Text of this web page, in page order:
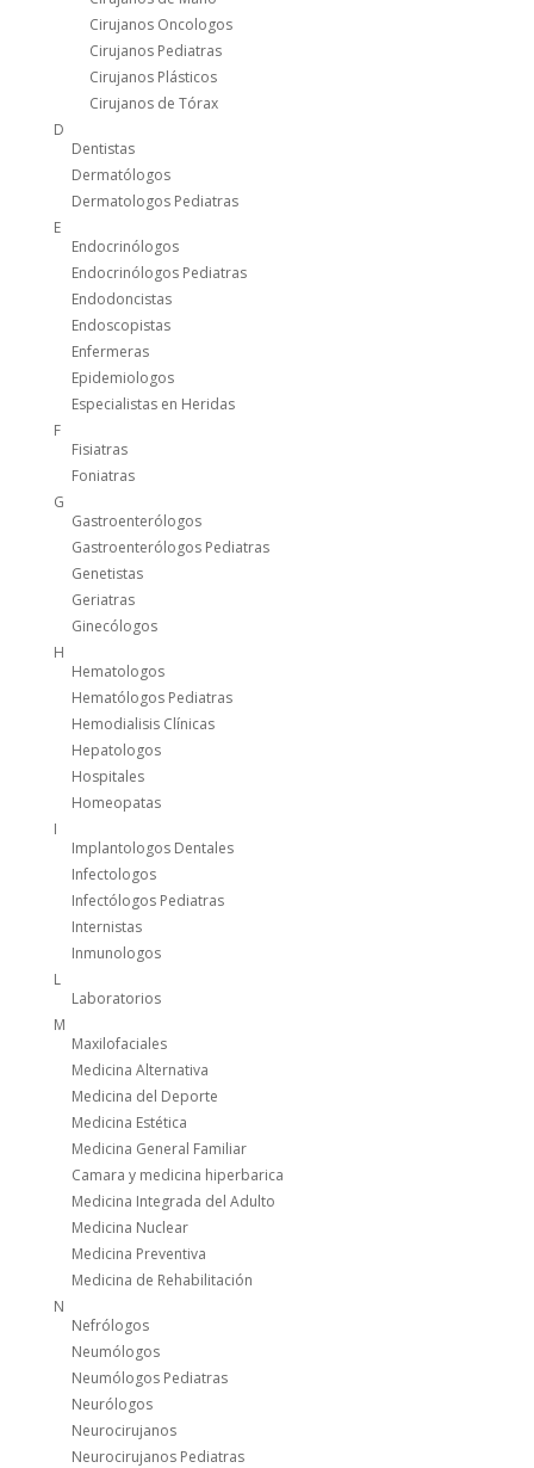
Cirujanos Oncologos
Cirujanos Pediatras
Cirujanos Plásticos
Cirujanos de Tórax
D
Dentistas
Dermatólogos
Dermatologos Pediatras
E
Endocrinólogos
Endocrinólogos Pediatras
Endodoncistas
Endoscopistas
Enfermeras
Epidemiologos
Especialistas en Heridas
F
Fisiatras
Foniatras
G
Gastroenterólogos
Gastroenterólogos Pediatras
Genetistas
Geriatras
Ginecólogos
H
Hematologos
Hematólogos Pediatras
Hemodialisis Clínicas
Hepatologos
Hospitales
Homeopatas
I
Implantologos Dentales
Infectologos
Infectólogos Pediatras
Internistas
Inmunologos
L
Laboratorios
M
Maxilofaciales
Medicina Alternativa
Medicina del Deporte
Medicina Estética
Medicina General Familiar
Camara y medicina hiperbarica
Medicina Integrada del Adulto
Medicina Nuclear
Medicina Preventiva
Medicina de Rehabilitación
N
Nefrólogos
Neumólogos
Neumólogos Pediatras
Neurólogos
Neurocirujanos
Neurocirujanos Pediatras